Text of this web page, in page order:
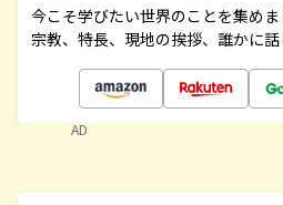
今こそ学びたい世界のことを集めま
宗教、特長、現地の挨拶、誰かに話
AD